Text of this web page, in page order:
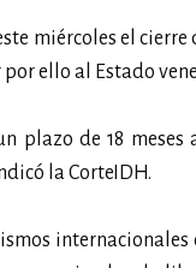
miércoles el cierre
ello al Estado
plazo de 18
la CorteIDH.